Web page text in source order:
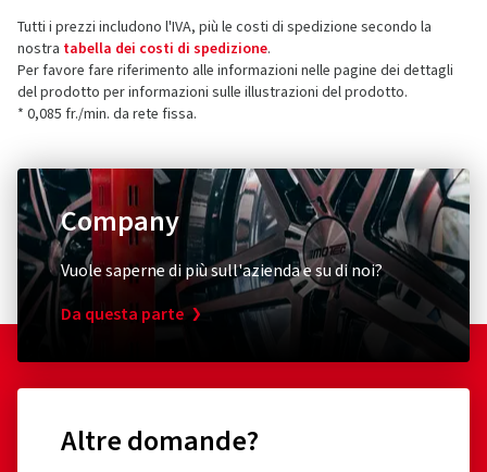
Tutti i prezzi includono l'IVA, più le costi di spedizione secondo la
nostra tabella dei costi di spedizione.
Per favore fare riferimento alle informazioni nelle pagine dei dettagli
del prodotto per informazioni sulle illustrazioni del prodotto.
* 0,085 fr./min. da rete fissa.
Company
Vuole saperne di più sull'azienda e su di noi?
Da questa parte
Altre domande?